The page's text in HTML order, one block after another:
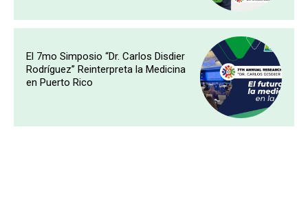
El 7mo Simposio “Dr. Carlos Disdier
Rodríguez” Reinterpreta la Medicina
en Puerto Rico